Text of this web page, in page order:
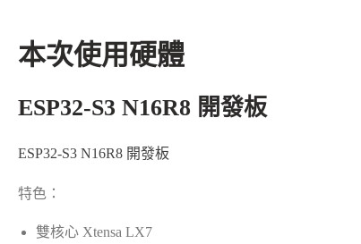
本次使用硬體
ESP32-S3 N16R8 開發板
ESP32-S3 N16R8 開發板
特色：
雙核心 Xtensa LX7